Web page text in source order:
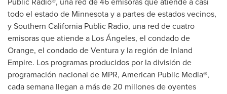
todo el estado de Minnesotay a partes de estados vecinos,
y Southern California Public Radio, una red de cuatro
emisoras que atiende a Los Ángeles, el condado de
Orange, el condado deVenturay la región de Inland
Empire. Los programas producidos por la división de
programación nacional de MPR, American Public Media®,
cada semana llegan a más de 20 millones de oyentes